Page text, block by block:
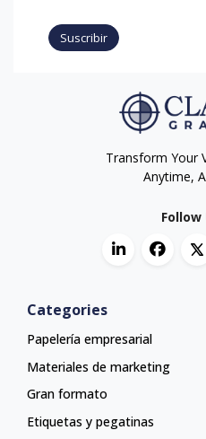
Suscribir
Transform Your
Anytime,
Follow
Categories
Papelería empresarial
Materiales de marketing
Gran formato
Etiquetas y pegatinas